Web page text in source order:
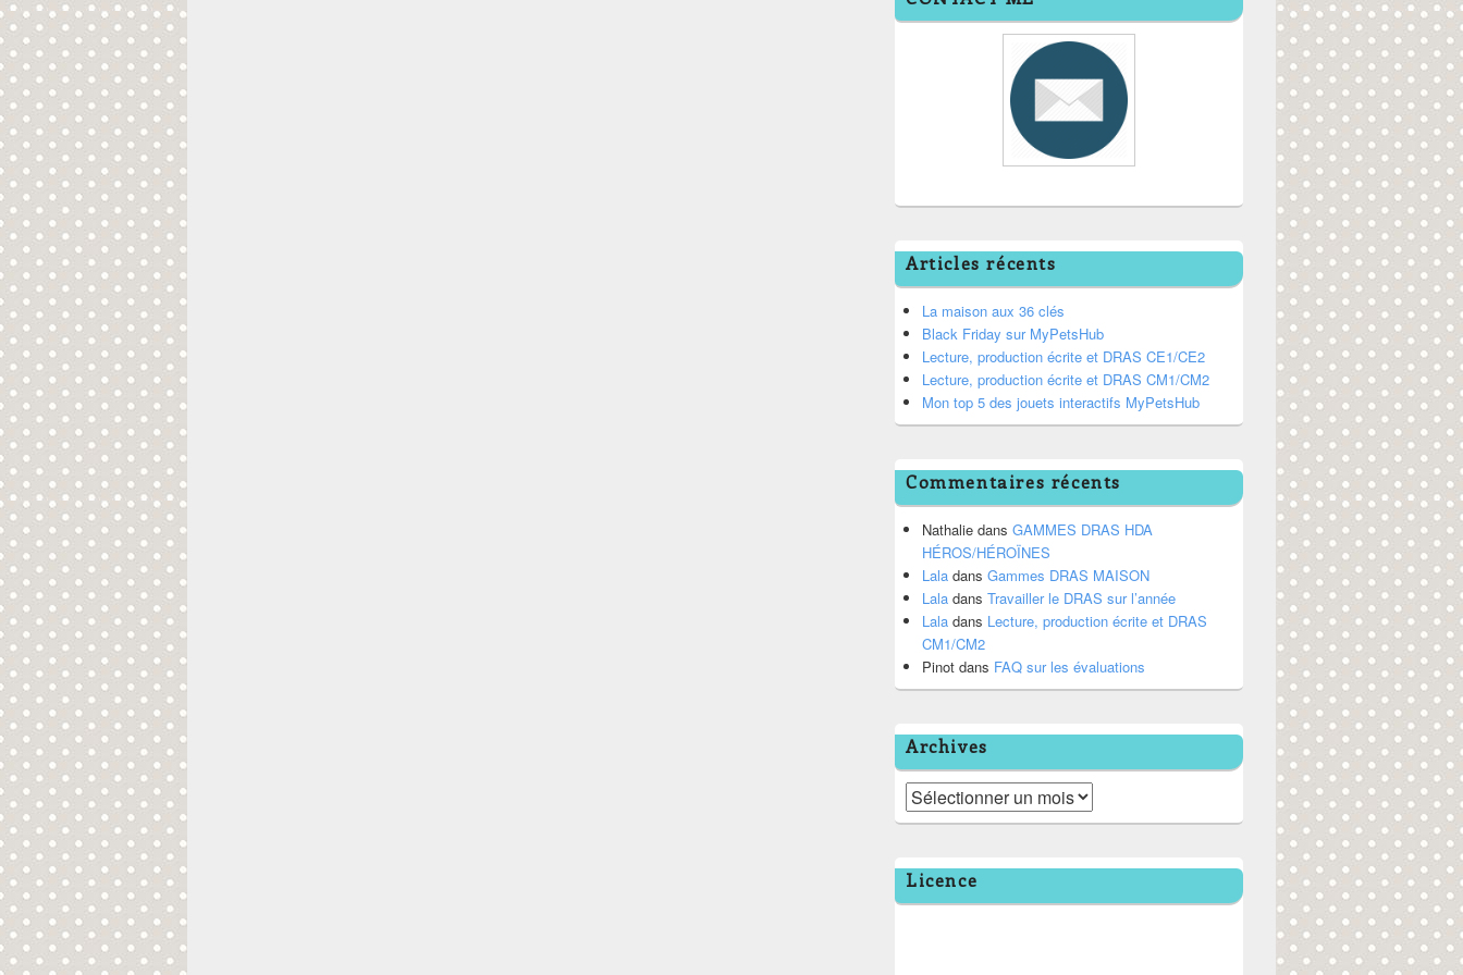
Articles récents
La maison aux 36 clés
Black Friday sur MyPetsHub
Lecture, production écrite et DRAS CE1/CE2
Lecture, production écrite et DRAS CM1/CM2
Mon top 5 des jouets interactifs MyPetsHub
Commentaires récents
Nathalie dans GAMMES DRAS HDA
HÉROS/HÉROÏNES
Lala dans Gammes DRAS MAISON
Lala dans Travailler le DRAS sur l’année
Lala dans Lecture, production écrite et DRAS
CM1/CM2
Pinot dans FAQ sur les évaluations
Archives
Archives
Licence